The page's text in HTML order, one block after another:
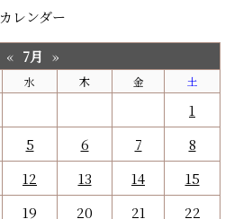
カレンダー
« 7月 »
水 木 金 土
1
5 6 7
8
12 13 14
15
19 20 21 22